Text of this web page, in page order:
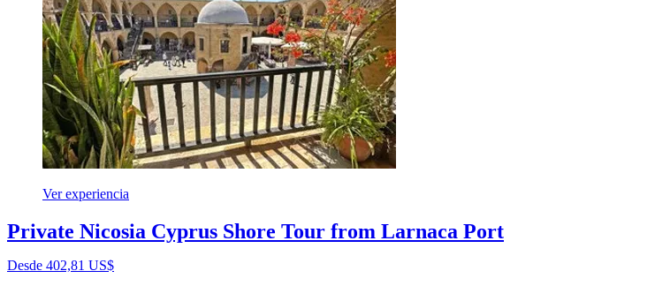
Ver experiencia
Private Nicosia Cyprus Shore Tour from Larnaca Port
Desde 402,81 US$